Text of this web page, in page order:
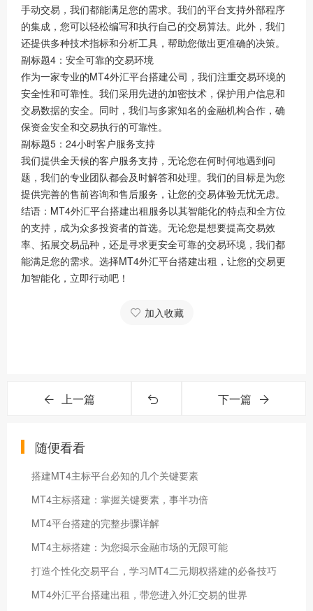
手动交易，我们都能满足您的需求。我们的平台支持外部程序
的集成，您可以轻松编写和执行自己的交易算法。此外，我们
还提供多种技术指标和分析工具，帮助您做出更准确的决策。
副标题4：安全可靠的交易环境
作为一家专业的MT4外汇平台搭建公司，我们注重交易环境的
安全性和可靠性。我们采用先进的加密技术，保护用户信息和
交易数据的安全。同时，我们与多家知名的金融机构合作，确
保资金安全和交易执行的可靠性。
副标题5：24小时客户服务支持
我们提供全天候的客户服务支持，无论您在何时何地遇到问
题，我们的专业团队都会及时解答和处理。我们的目标是为您
提供完善的售前咨询和售后服务，让您的交易体验无忧无虑。
结语：MT4外汇平台搭建出租服务以其智能化的特点和全方位
的支持，成为众多投资者的首选。无论您是想要提高交易效
率、拓展交易品种，还是寻求更安全可靠的交易环境，我们都
能满足您的需求。选择MT4外汇平台搭建出租，让您的交易更
加智能化，立即行动吧！
加入收藏
上一篇 下一篇
随便看看
搭建MT4主标平台必知的几个关键要素
MT4主标搭建：掌握关键要素，事半功倍
MT4平台搭建的完整步骤详解
MT4主标搭建：为您揭示金融市场的无限可能
打造个性化交易平台，学习MT4二元期权搭建的必备技巧
MT4外汇平台搭建出租，带您进入外汇交易的世界